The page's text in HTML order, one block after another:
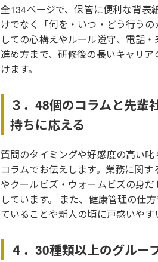
全134ページで、保管に便利な背表
けでなく「何を・いつ・どう行う
しての心構えやルール遵守、電話
進め方まで、研修後の長いキャリ
けます。
３．48個のコラムと先輩
持ちに応える
質問のタイミングや好感度の高い
コラムでお伝えします。業務に関
やクールビズ・ウォームビズの身
しています。 また、健康管理の仕
ていることや新人の頃に戸惑いやす
４．30種類以上のグルー